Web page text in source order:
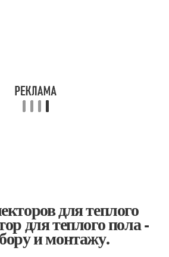
для теплого
для теплого пола -
и монтажу.